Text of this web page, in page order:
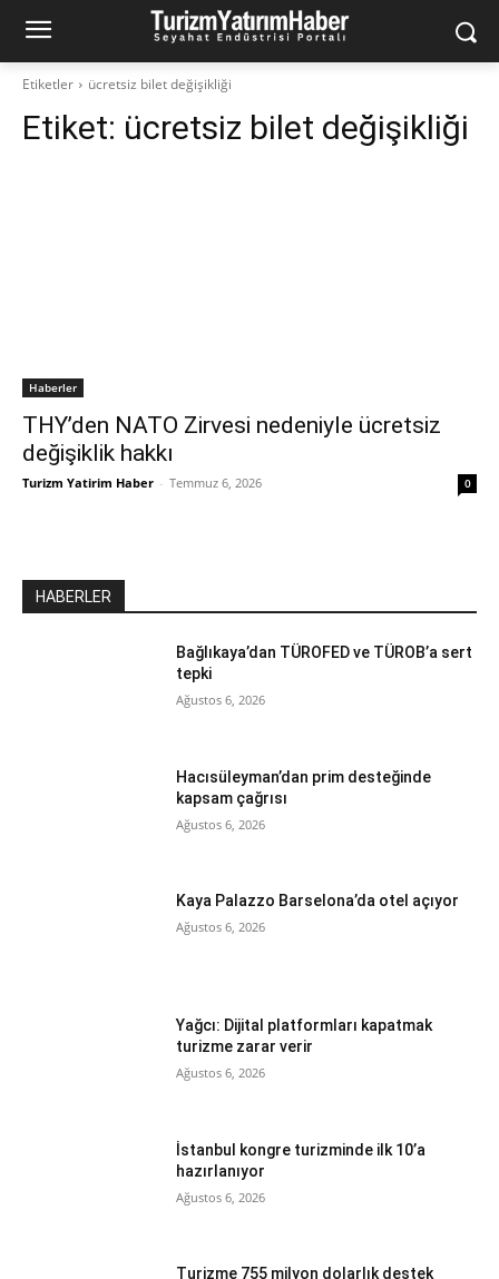
Etiketler ücretsiz bilet değişikliği
Etiket: ücretsiz bilet değişikliği
Haberler
THY’den NATO Zirvesi nedeniyle ücretsiz
değişiklik hakkı
Turizm Yatirim Haber - Temmuz 6, 2026 0
HABERLER
Bağlıkaya’dan TÜROFED ve TÜROB’a sert
tepki
Ağustos 6, 2026
Hacısüleyman’dan prim desteğinde
kapsam çağrısı
Ağustos 6, 2026
Kaya Palazzo Barselona’da otel açıyor
Ağustos 6, 2026
Yağcı: Dijital platformları kapatmak
turizme zarar verir
Ağustos 6, 2026
İstanbul kongre turizminde ilk 10’a
hazırlanıyor
Ağustos 6, 2026
Turizme 755 milyon dolarlık destek